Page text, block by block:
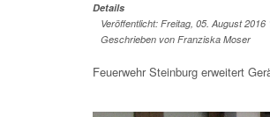
Details
Veröffentlicht: Freitag, 05. August 2016
Geschrieben von Franziska Moser
Feuerwehr Steinburg erweitert